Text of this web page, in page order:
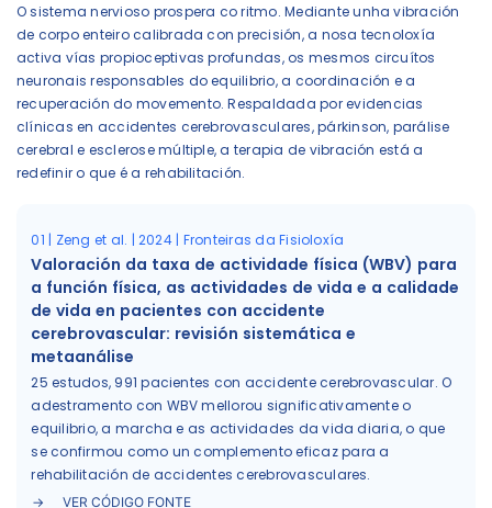
O sistema nervioso prospera co ritmo. Mediante unha vibración
de corpo enteiro calibrada con precisión, a nosa tecnoloxía
activa vías propioceptivas profundas, os mesmos circuítos
neuronais responsables do equilibrio, a coordinación e a
recuperación do movemento. Respaldada por evidencias
clínicas en accidentes cerebrovasculares, párkinson, parálise
cerebral e esclerose múltiple, a terapia de vibración está a
redefinir o que é a rehabilitación.
01 | Zeng et al. | 2024 | Fronteiras da Fisioloxía
Valoración da taxa de actividade física (WBV) para
a función física, as actividades de vida e a calidade
de vida en pacientes con accidente
cerebrovascular: revisión sistemática e
metaanálise
25 estudos, 991 pacientes con accidente cerebrovascular. O
adestramento con WBV mellorou significativamente o
equilibrio, a marcha e as actividades da vida diaria, o que
se confirmou como un complemento eficaz para a
rehabilitación de accidentes cerebrovasculares.
VER CÓDIGO FONTE